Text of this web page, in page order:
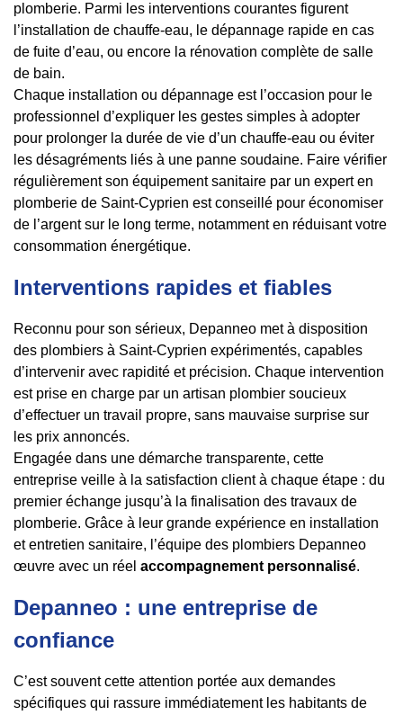
plomberie. Parmi les interventions courantes figurent
l’installation de chauffe-eau, le dépannage rapide en cas
de fuite d’eau, ou encore la rénovation complète de salle
de bain.
Chaque installation ou dépannage est l’occasion pour le
professionnel d’expliquer les gestes simples à adopter
pour prolonger la durée de vie d’un chauffe-eau ou éviter
les désagréments liés à une panne soudaine. Faire vérifier
régulièrement son équipement sanitaire par un expert en
plomberie de Saint-Cyprien est conseillé pour économiser
de l’argent sur le long terme, notamment en réduisant votre
consommation énergétique.
Interventions rapides et fiables
Reconnu pour son sérieux, Depanneo met à disposition
des plombiers à Saint-Cyprien expérimentés, capables
d’intervenir avec rapidité et précision. Chaque intervention
est prise en charge par un artisan plombier soucieux
d’effectuer un travail propre, sans mauvaise surprise sur
les prix annoncés.
Engagée dans une démarche transparente, cette
entreprise veille à la satisfaction client à chaque étape : du
premier échange jusqu’à la finalisation des travaux de
plomberie. Grâce à leur grande expérience en installation
et entretien sanitaire, l’équipe des plombiers Depanneo
œuvre avec un réel accompagnement personnalisé.
Depanneo : une entreprise de
confiance
C’est souvent cette attention portée aux demandes
spécifiques qui rassure immédiatement les habitants de